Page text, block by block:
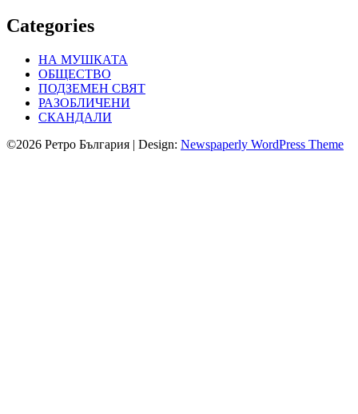
Categories
НА МУШКАТА
ОБЩЕСТВО
ПОДЗЕМЕН СВЯТ
РАЗОБЛИЧЕНИ
СКАНДАЛИ
©2026 Ретро България | Design: Newspaperly WordPress Theme